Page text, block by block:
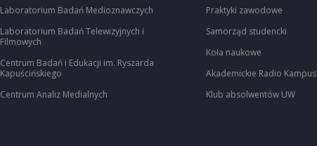
Laboratorium Badań Medioznawczych
Laboratorium Badań Telewizyjnych i
Filmowych
Centrum Badań i Edukacji im. Ryszarda
Kapuścińskiego
Centrum Analiz Medialnych
Praktyki zawodowe
Samorząd studencki
Koła naukowe
Akademickie Radio Kampus
Klub absolwentów UW